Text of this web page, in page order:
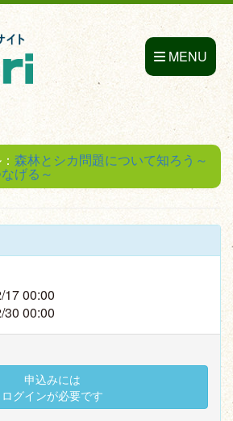
MENU
森林とシカ問題について知ろう～
げる～
17 00:00
30 00:00
申込みには
ログインが必要です